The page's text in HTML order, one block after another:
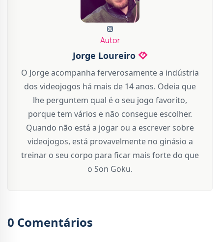
Autor
Jorge Loureiro
O Jorge acompanha ferverosamente a indústria
dos videojogos há mais de 14 anos. Odeia que
lhe perguntem qual é o seu jogo favorito,
porque tem vários e não consegue escolher.
Quando não está a jogar ou a escrever sobre
videojogos, está provavelmente no ginásio a
treinar o seu corpo para ficar mais forte do que
o Son Goku.
0 Comentários